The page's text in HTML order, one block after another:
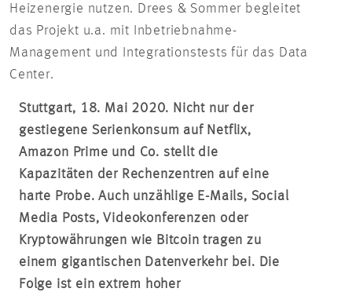
Heizenergie nutzen. Drees & Sommer begleitet
das Projekt u.a. mit Inbetriebnahme-
Management und Integrationstests für das Data
Center.
Stuttgart, 18. Mai 2020. Nicht nur der
gestiegene Serienkonsum auf Netflix,
Amazon Prime und Co. stellt die
Kapazitäten der Rechenzentren auf eine
harte Probe. Auch unzählige E-Mails, Social
Media Posts, Videokonferenzen oder
Kryptowährungen wie Bitcoin tragen zu
einem gigantischen Datenverkehr bei. Die
Folge ist ein extrem hoher